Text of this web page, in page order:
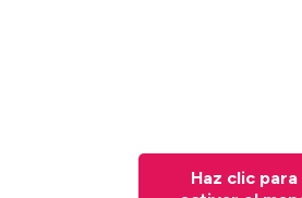
Haz clic para